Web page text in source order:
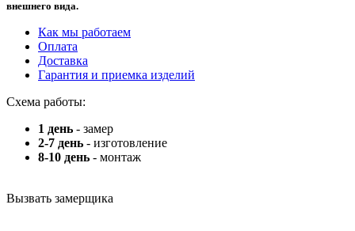
внешнего вида.
Как мы работаем
Оплата
Доставка
Гарантия и приемка изделий
Схема работы:
1 день - замер
2-7 день - изготовление
8-10 день - монтаж
Вызвать замерщика